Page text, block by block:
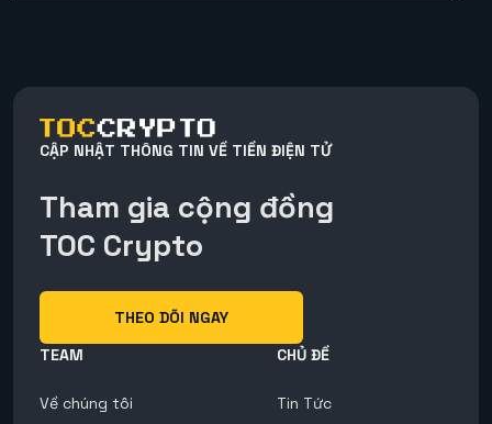
CẬP NHẬT THÔNG TIN VỀ TIỀN ĐIỆN TỬ
Tham gia cộng đồng
TOC Crypto
THEO DÕI NGAY
TEAM
Về chúng tôi
CHỦ ĐỀ
Tin Tức